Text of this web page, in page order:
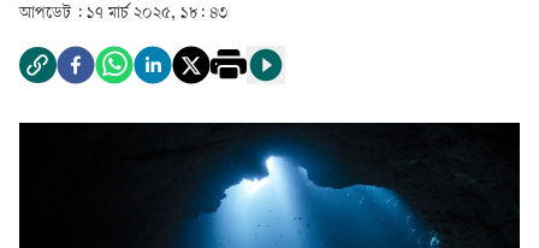
আপডেট : ১৭ মার্চ ২০২৫, ১৮: ৪৩